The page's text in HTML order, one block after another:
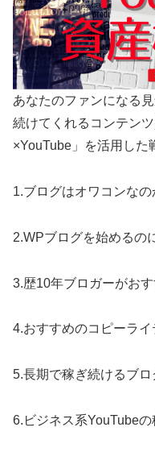
あなたのファンになる
続けてくれるコンテン
×YouTube」を活用した
1.ブログはオワコンなの
2.WPブログを始めるの
3.歴10年ブロガーがお
4.おすすめのコピーラ
5.長期で稼ぎ続けるブ
6.ビジネス系YouTubeの